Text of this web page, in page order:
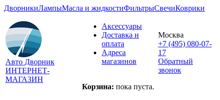
ДворникиЛампыМасла и жидкостиФильтрыСвечиКоврики
Авто Дворник
ИНТЕРНЕТ-
МАГАЗИН
Аксессуары
Доставка и
оплата
Адреса
магазинов
Корзина: пока пуста.
Москва
+7 (495) 080-07-
17
Обратный
звонок